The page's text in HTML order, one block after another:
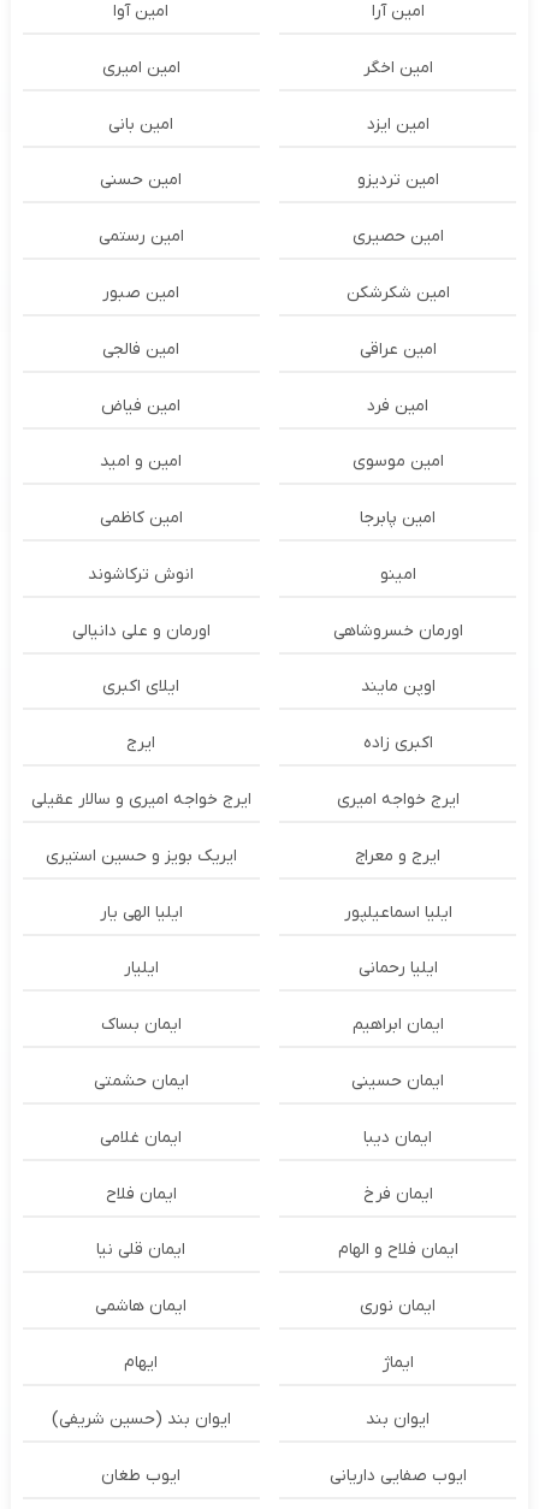
امین آرا امین آوا
امین اخگر امین امیری
امین ایزد امین بانی
امین تردیزو امین حسنی
امین حصیری امین رستمی
امین شکرشکن امین صبور
امین عراقی امین فالجی
امین فرد امین فیاض
امین موسوی امین و امید
امین پابرجا امین کاظمی
امینو انوش ترکاشوند
اورمان خسروشاهی اورمان و علی دانیالی
اوپن مایند ايلاى اكبرى
اکبری زاده ایرج
ایرج خواجه امیری ایرج خواجه امیری و سالار عقیلی
ایرج و معراج ایریک بویز و حسین استیری
ایلیا اسماعیلپور ایلیا الهی یار
ایلیا رحمانی ایلیار
ایمان ابراهیم ایمان بساک
ایمان حسینی ایمان حشمتی
ایمان دیبا ایمان غلامی
ایمان فرخ ایمان فلاح
ایمان فلاح و الهام ایمان قلی نیا
ایمان نوری ایمان هاشمی
ایماژ ایهام
ایوان بند ایوان بند (حسین شریفی)
ایوب صفایی داریانی ایوب طغان